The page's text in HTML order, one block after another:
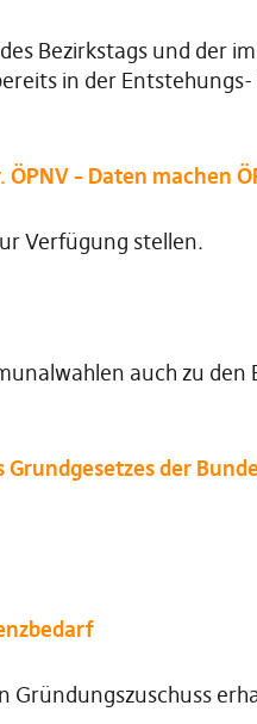
Bezirkstags und der
in der
ÖPNV – Daten machen
Verfügung stellen.
auch zu den
Grundgesetzes der
Gründungszuschuss